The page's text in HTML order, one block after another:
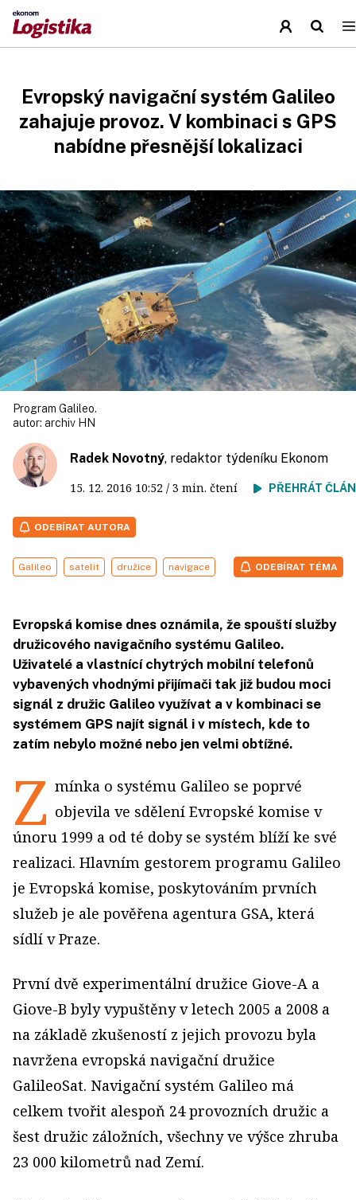
Evropský navigační systém Galileo
zahajuje provoz. V kombinaci s GPS
nabídne přesnější lokalizaci
Program Galileo.
autor: archiv HN
Radek Novotný, redaktor týdeníku Ekonom
15. 12. 2016 10:52 / 3 min. čtení PŘEHRÁT
ODEBÍRAT AUTORA
Galileo satelit družice navigace ODEBÍRAT TÉMA
Evropská komise dnes oznámila, že spouští služby
družicového navigačního systému Galileo.
Uživatelé a vlastnící chytrých mobilní telefonů
vybavených vhodnými přijímači tak již budou moci
signál z družic Galileo využívat a v kombinaci se
systémem GPS najít signál i v místech, kde to
zatím nebylo možné nebo jen velmi obtížné.
Z mínka o systému Galileo se poprvé
objevila ve sdělení Evropské komise v
únoru 1999 a od té doby se systém blíží ke své
realizaci. Hlavním gestorem programu Galileo
je Evropská komise, poskytováním prvních
služeb je ale pověřena agentura GSA, která
sídlí v Praze.
První dvě experimentální družice Giove-A a
Giove-B byly vypuštěny v letech 2005 a 2008 a
na základě zkušeností z jejich provozu byla
navržena evropská navigační družice
GalileoSat. Navigační systém Galileo má
celkem tvořit alespoň 24 provozních družic a
šest družic záložních, všechny ve výšce zhruba
23 000 kilometrů nad Zemí.